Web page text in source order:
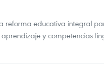
reforma educativa integral
y competencias